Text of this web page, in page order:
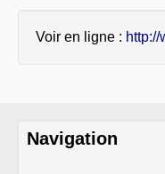
Voir en ligne :
Navigation